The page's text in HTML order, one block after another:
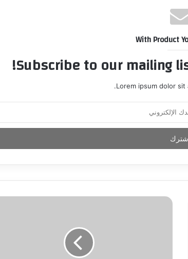
With Product
Subscribe to our mailing
Lorem ipsum dolor